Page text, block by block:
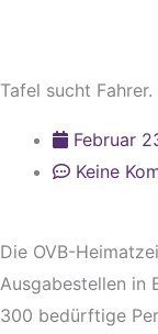
springen
Tafel sucht
Februar
Keine
Die OVB-
Ausgabestellen in
300 bedürftige